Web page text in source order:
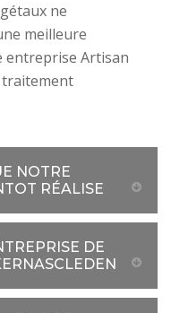
ne
meilleure
entreprise Artisan
NOTRE
RÉALISE
DE